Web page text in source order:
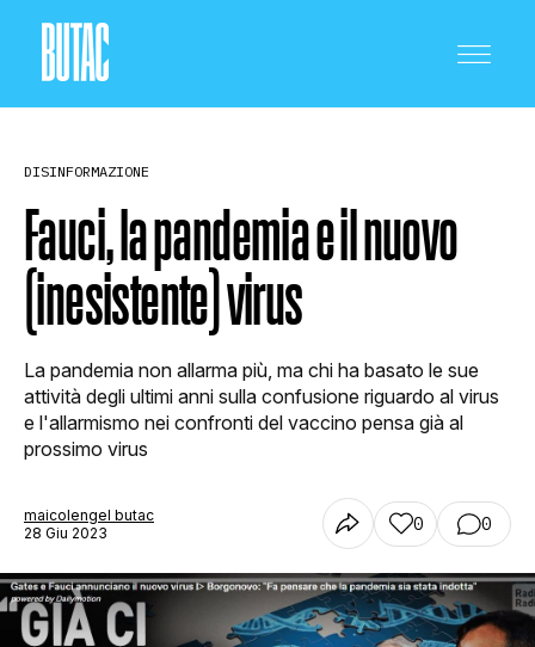
CRONACA E POLITICA
SCIENZA E TECNOLOGIA
STORIA E CITAZIONI
DISINFORMAZIONE
Fauci, la pandemia e il nuovo
(inesistente) virus
La pandemia non allarma più, ma chi ha basato le sue
attività degli ultimi anni sulla confusione riguardo al virus
e l'allarmismo nei confronti del vaccino pensa già al
prossimo virus
maicolengel butac
28 Giu 2023
0 0